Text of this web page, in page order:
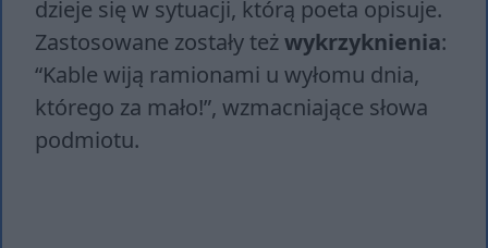
dzieje się w sytuacji, którą poeta opisuje.
Zastosowane zostały teżwykrzyknienia:
“Ka­ble wiją ra­mio­na­mi u wy­ło­mu dnia,
któ­re­go za mało!”, wzmacniające słowa
podmiotu.